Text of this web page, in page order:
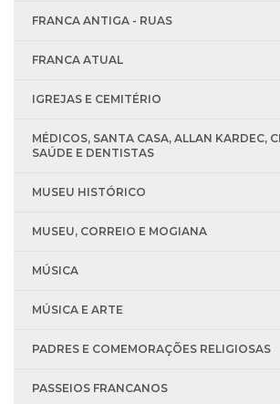
FRANCA ANTIGA - RUAS
FRANCA ATUAL
IGREJAS E CEMITÉRIO
MÉDICOS, SANTA CASA, ALLAN KARDEC,
SAÚDE E DENTISTAS
MUSEU HISTÓRICO
MUSEU, CORREIO E MOGIANA
MÚSICA
MÚSICA E ARTE
PADRES E COMEMORAÇÕES RELIGIOSAS
PASSEIOS FRANCANOS